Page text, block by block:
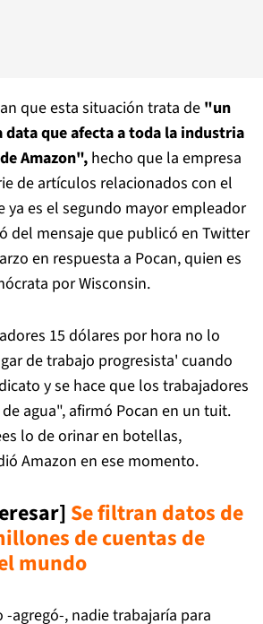
que esta situación trata de "un
data que afecta a toda la industria
Amazon", hecho que la empresa
de artículos relacionados con el
ya es el segundo mayor empleador
del mensaje que publicó en Twitter
en respuesta a Pocan, quien es
por Wisconsin.
15 dólares por hora no lo
de trabajo progresista' cuando
y se hace que los trabajadores
agua", afirmó Pocan en un tuit.
lo de orinar en botellas,
Amazon en ese momento.
Se filtran datos de
de cuentas de
mundo
-agregó-, nadie trabajaría para